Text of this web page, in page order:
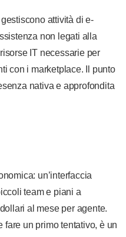
attività di e-
non legati alla
IT necessarie per
con i marketplace. Il punto
nativa e approfondita
un’interfaccia
team e piani a
al mese per agente.
fare un primo tentativo, è un